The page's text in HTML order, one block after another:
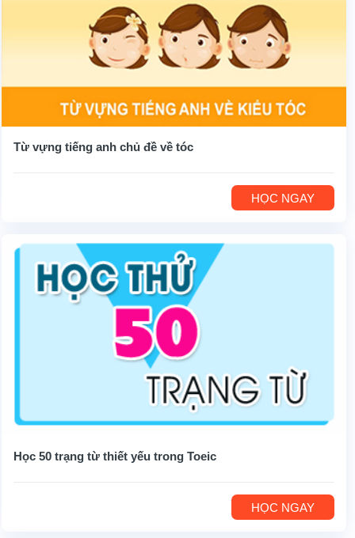
Từ vựng tiếng anh chủ đề về tóc
HỌC NGAY
Học 50 trạng từ thiết yếu trong Toeic
HỌC NGAY